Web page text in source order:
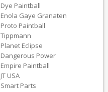
Dye Paintball
Enola Gaye Granaten
Proto Paintball
Tippmann
Planet Eclipse
Dangerous Power
Empire Paintball
JT USA
Smart Parts